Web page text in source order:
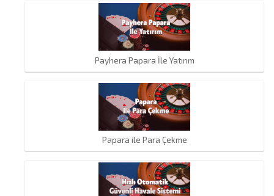
Payhera Papara İle Yatırım
Papara ile Para Çekme